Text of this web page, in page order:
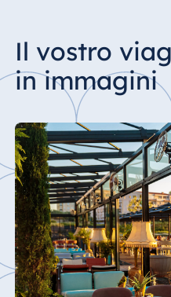
Il vostro
in immagini